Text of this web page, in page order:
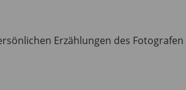
Erzählungen des